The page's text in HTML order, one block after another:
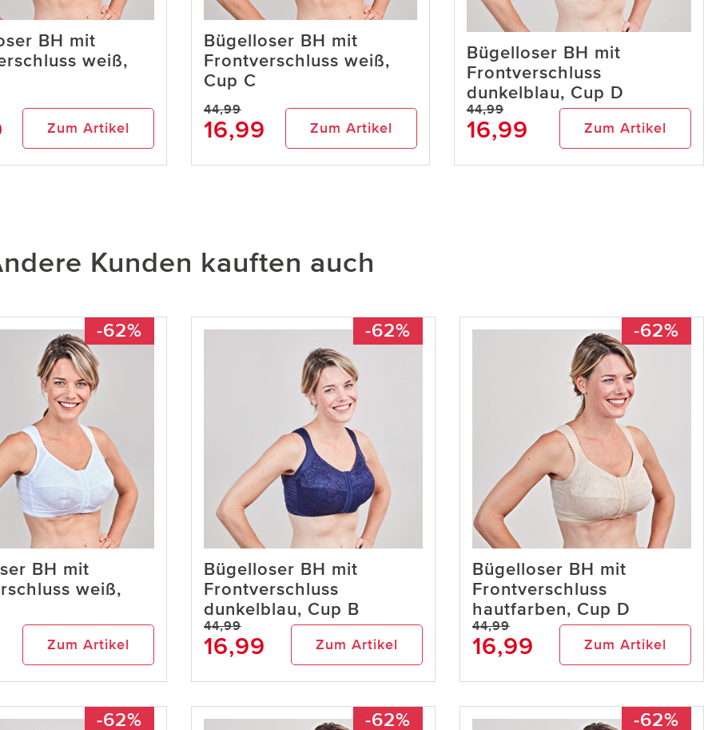
BH mit
weiß,
Zum Artikel
Bügelloser BH mit
Frontverschluss weiß,
Cup C
44,99
16,99 Zum Artikel
Bügelloser BH mit
Frontverschluss
dunkelblau, Cup D
44,99
16,99 Zum Artikel
Kunden kauften auch
-62%
BH mit
weiß,
Zum Artikel
-62%
Bügelloser BH mit
Frontverschluss
dunkelblau, Cup B
44,99
16,99 Zum Artikel
-62%
Bügelloser BH mit
Frontverschluss
hautfarben, Cup D
44,99
16,99 Zum Artikel
-62% -62% -62%